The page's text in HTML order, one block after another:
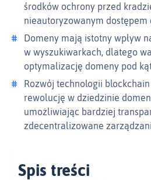
środków ochrony przed
nieautoryzowanym dostępem
Domeny mają istotny wpływ
w wyszukiwarkach, dlatego
optymalizację domeny pod
Rozwój technologii
rewolucję w dziedzinie domen
umożliwiając bardziej
zdecentralizowane
Spis treści